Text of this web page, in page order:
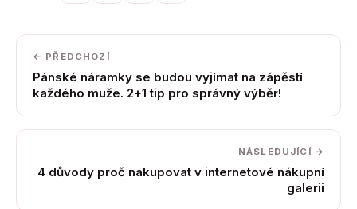
← PŘEDCHOZÍ
Pánské náramky se budou vyjímat na zápěstí
každého muže. 2+1 tip pro správný výběr!
NÁSLEDUJÍCÍ →
4 důvody proč nakupovat v internetové nákupní
galerii